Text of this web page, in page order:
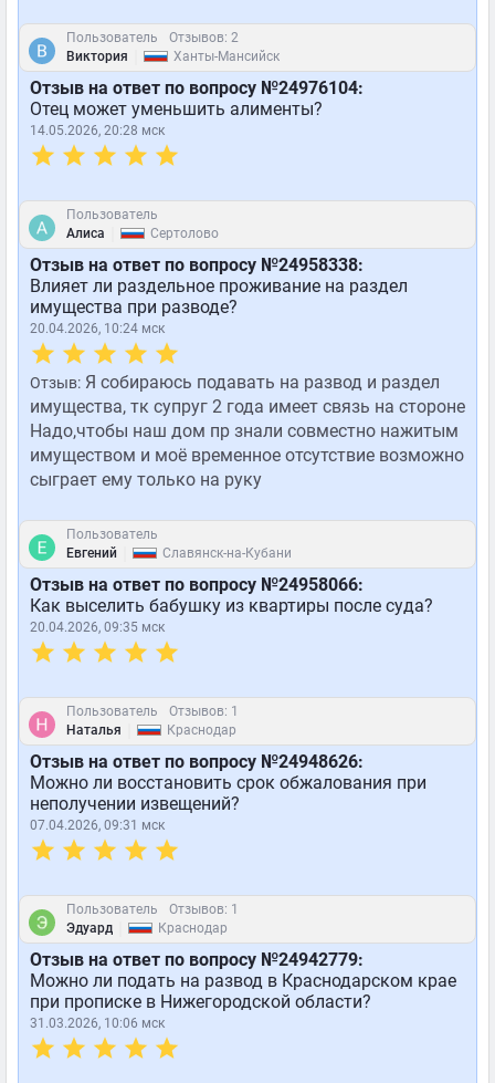
Пользователь
Отзывов: 2
Виктория
Ханты-Мансийск
Отзыв на ответ по вопросу №24976104:
Отец может уменьшить алименты?
14.05.2026, 20:28 мск
Пользователь
Алиса
Сертолово
Отзыв на ответ по вопросу №24958338:
Влияет ли раздельное проживание на раздел
имущества при разводе?
20.04.2026, 10:24 мск
Отзыв: Я собираюсь подавать на развод и раздел
имущества, тк супруг 2 года имеет связь на стороне
Надо,чтобы наш дом пр знали совместно нажитым
имуществом и моё временное отсутствие возможно
сыграет ему только на руку
Пользователь
Евгений
Славянск-на-Кубани
Отзыв на ответ по вопросу №24958066:
Как выселить бабушку из квартиры после суда?
20.04.2026, 09:35 мск
Пользователь
Отзывов: 1
Наталья
Краснодар
Отзыв на ответ по вопросу №24948626:
Можно ли восстановить срок обжалования при
неполучении извещений?
07.04.2026, 09:31 мск
Пользователь
Отзывов: 1
Эдуард
Краснодар
Отзыв на ответ по вопросу №24942779:
Можно ли подать на развод в Краснодарском крае
при прописке в Нижегородской области?
31.03.2026, 10:06 мск